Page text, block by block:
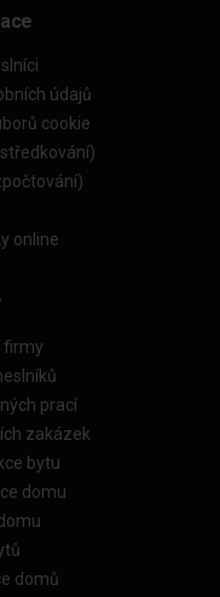
údajů
cookie
online
firmy
prací
zakázek
bytu
domu
domů